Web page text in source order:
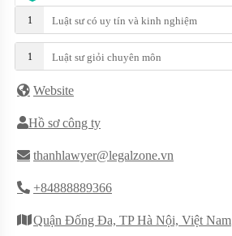
1 Luật sư có uy tín và kinh nghiệm
1 Luật sư giỏi chuyên môn
Website
Hồ sơ công ty
thanhlawyer@legalzone.vn
+84888889366
Quận Đống Đa, TP Hà Nội, Việt Nam